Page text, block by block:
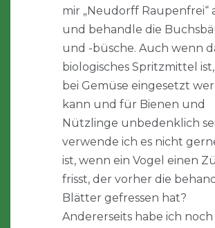
mir „Neudorff Raupenfrei“
und behandle die
und -büsche. Auch wenn
biologisches Spritzmittel
bei Gemüse eingesetzt
kann und für Bienen und
Nützlinge unbedenklich
verwende ich es nicht
ist, wenn ein Vogel einen
frisst, der vorher die
Blätter gefressen hat?
Andererseits habe ich noch